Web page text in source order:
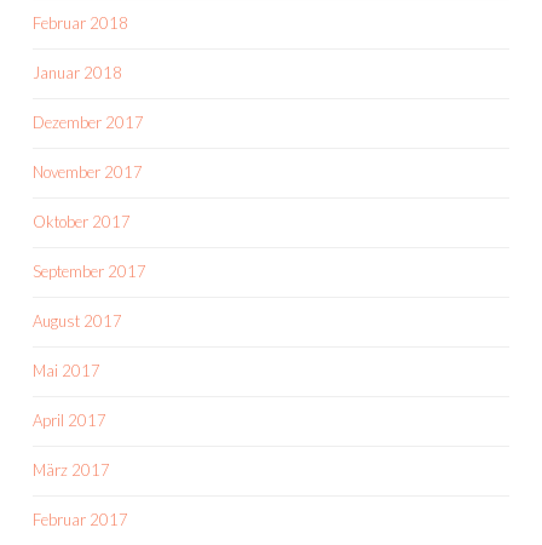
Februar 2018
Januar 2018
Dezember 2017
November 2017
Oktober 2017
September 2017
August 2017
Mai 2017
April 2017
März 2017
Februar 2017